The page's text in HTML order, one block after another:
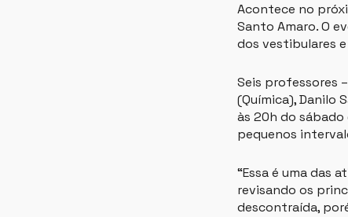
Acontece no
Santo Amaro. O
dos vestibulares e
Seis professores
(Química), Danilo
às 20h do
pequenos
“Essa é uma das
revisando os
descontraída,